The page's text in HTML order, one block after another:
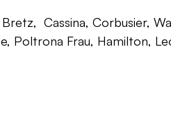
Cassina, Corbusier,
Poltrona Frau, Hamilton,